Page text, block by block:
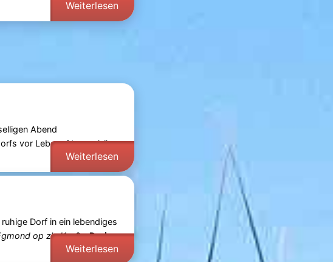
Weiterlesen
Abend
vor Leben, Atmosphäre
Weiterlesen
Dorf in ein lebendiges
op z’n Kop? -Drei
Weiterlesen